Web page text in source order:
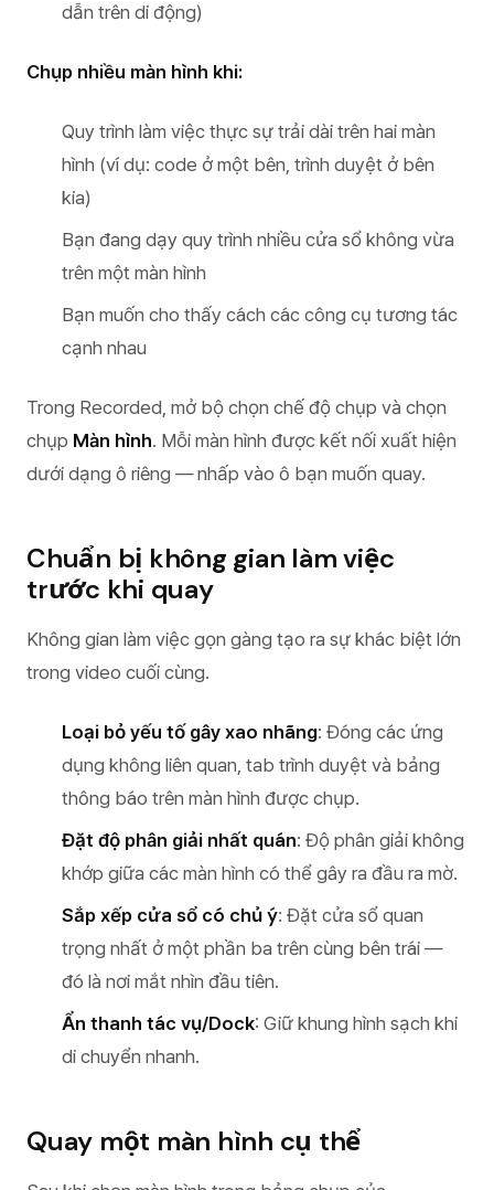
dẫn trên di động)
Chụp nhiều màn hình khi:
Quy trình làm việc thực sự trải dài trên hai màn
hình (ví dụ: code ở một bên, trình duyệt ở bên
kia)
Bạn đang dạy quy trình nhiều cửa sổ không vừa
trên một màn hình
Bạn muốn cho thấy cách các công cụ tương tác
cạnh nhau
Trong Recorded, mở bộ chọn chế độ chụp và chọn
chụp Màn hình. Mỗi màn hình được kết nối xuất hiện
dưới dạng ô riêng — nhấp vào ô bạn muốn quay.
Chuẩn bị không gian làm việc
trước khi quay
Không gian làm việc gọn gàng tạo ra sự khác biệt lớn
trong video cuối cùng.
Loại bỏ yếu tố gây xao nhãng: Đóng các ứng
dụng không liên quan, tab trình duyệt và bảng
thông báo trên màn hình được chụp.
Đặt độ phân giải nhất quán: Độ phân giải không
khớp giữa các màn hình có thể gây ra đầu ra mờ.
Sắp xếp cửa sổ có chủ ý: Đặt cửa sổ quan
trọng nhất ở một phần ba trên cùng bên trái —
đó là nơi mắt nhìn đầu tiên.
Ẩn thanh tác vụ/Dock: Giữ khung hình sạch khi
di chuyển nhanh.
Quay một màn hình cụ thể